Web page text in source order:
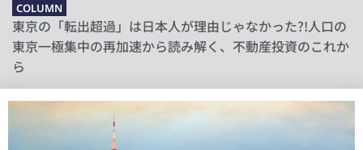
COLUMN
東京の「転出超過」は日本人が理由じゃなかった?!人口の
東京一極集中の再加速から読み解く、不動産投資のこれか
ら